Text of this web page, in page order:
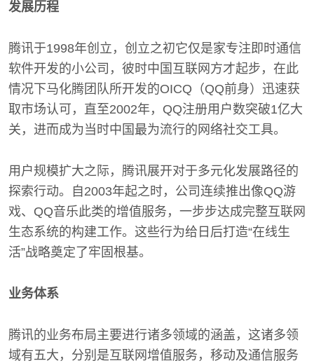
发展历程
腾讯于1998年创立，创立之初它仅是家专注即时通信
软件开发的小公司，彼时中国互联网方才起步，在此
情况下马化腾团队所开发的OICQ（QQ前身）迅速获
取市场认可，直至2002年，QQ注册用户数突破1亿大
关，进而成为当时中国最为流行的网络社交工具。
用户规模扩大之际，腾讯展开对于多元化发展路径的
探索行动。自2003年起之时，公司连续推出像QQ游
戏、QQ音乐此类的增值服务，一步步达成完整互联网
生态系统的构建工作。这些行为给日后打造“在线生
活”战略奠定了牢固根基。
业务体系
腾讯的业务布局主要进行诸多领域的涵盖，这诸多领
域有五大，分别是互联网增值服务，移动及通信服务